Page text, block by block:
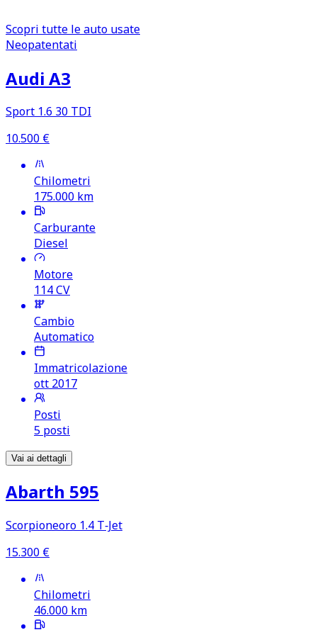
Scopri tutte le auto usate
Neopatentati
Audi A3
Sport 1.6 30 TDI
10.500 €
Chilometri
175.000 km
Carburante
Diesel
Motore
114CV
Cambio
Automatico
Immatricolazione
ott 2017
Posti
5 posti
Vai ai dettagli
Abarth 595
Scorpioneoro 1.4 T‑Jet
15.300 €
Chilometri
46.000 km